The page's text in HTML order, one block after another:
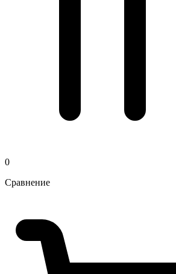
0
Сравнение